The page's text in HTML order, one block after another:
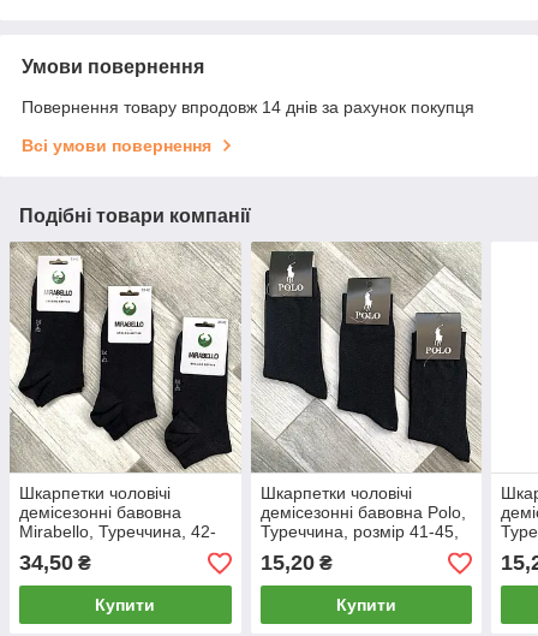
Умови повернення
Повернення товару впродовж 14 днів за рахунок покупця
Всі умови повернення
Подібні товари компанії
Шкарпетки чоловічі
демісезонні бавовна
Mirabello, Туреччина, 42-
45 розмір, короткі, чорні,
05749
34,50 ₴
Купити
Шкарпетки чоловічі
демісезонні бавовна Polo,
Туреччина, розмір 41-45,
чорні, 08999
15,20₴
Купити